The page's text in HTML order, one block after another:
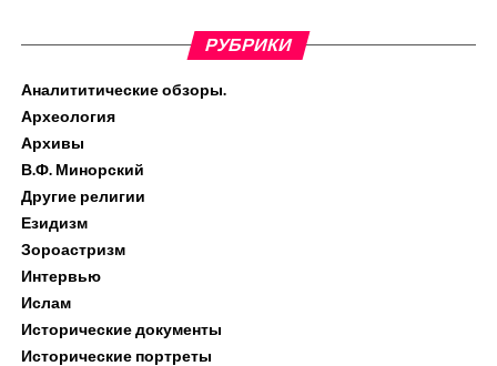
РУБРИКИ
Аналититические обзоры.
Археология
Архивы
В.Ф. Минорский
Другие религии
Езидизм
Зороастризм
Интервью
Ислам
Исторические документы
Исторические портреты